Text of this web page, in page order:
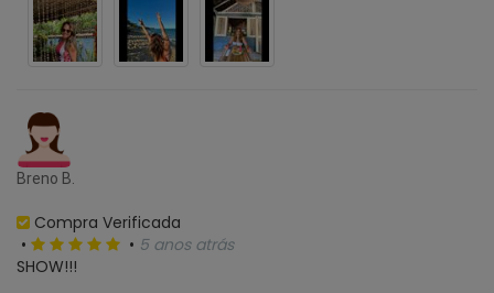
Breno B.
Compra Verificada
•
• 5 anos atrás
SHOW!!!